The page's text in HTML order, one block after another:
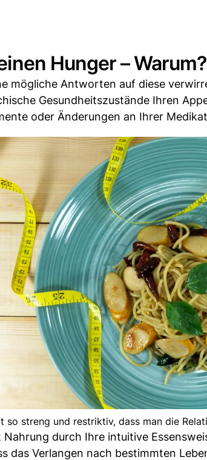
Hunger – Warum?
mögliche Antworten auf diese
Gesundheitszustände Ihren
oder Änderungen an Ihrer
so streng und restriktiv, dass man die
durch Ihre intuitive
das Verlangen nach bestimmten